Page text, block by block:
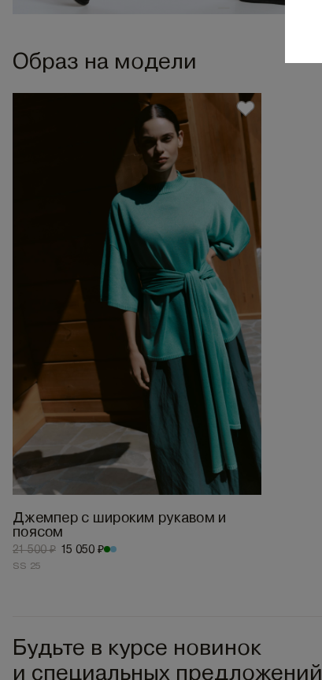
Образ на модели
Джемпер с широким рукавом и
поясом
21 500 ₽ 15 050 ₽
SS 25
Будьте в курсе новинок
и специальных предложений